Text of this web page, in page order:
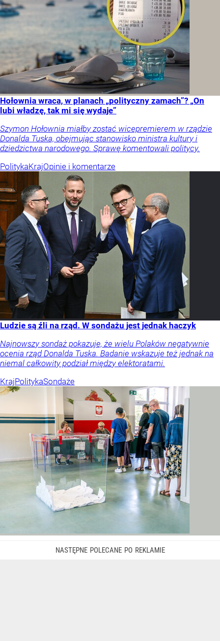
Hołownia wraca, w planach „polityczny zamach”? „On
lubi władzę, tak mi się wydaje”
Szymon Hołownia miałby zostać wicepremierem w rządzie
Donalda Tuska, obejmując stanowisko ministra kultury i
dziedzictwa narodowego. Sprawę komentowali politycy.
PolitykaKrajOpinie i komentarze
Ludzie są źli na rząd. W sondażu jest jednak haczyk
Najnowszy sondaż pokazuje, że wielu Polaków negatywnie
ocenia rząd Donalda Tuska. Badanie wskazuje też jednak na
niemal całkowity podział między elektoratami.
KrajPolitykaSondaże